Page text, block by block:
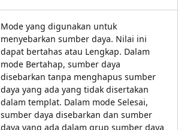
Mode yang digunakan untuk
menyebarkan sumber daya. Nilai ini
dapat bertahas atau Lengkap. Dalam
mode Bertahap, sumber daya
disebarkan tanpa menghapus sumber
daya yang ada yang tidak disertakan
dalam templat. Dalam mode Selesai,
sumber daya disebarkan dan sumber
daya yang ada dalam grup sumber daya